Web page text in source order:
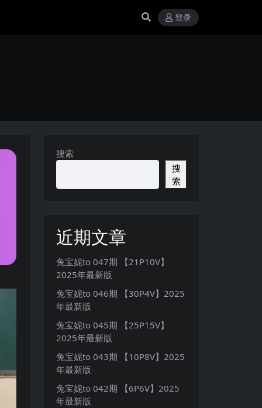
登录
搜索
搜
索
近期文章
兔宝妮to 047期 【21P10V】
2025年最新版
兔宝妮to 046期 【30P4V】2025
年最新版
兔宝妮to 045期 【25P15V】
2025年最新版
兔宝妮to 043期 【10P8V】2025
年最新版
兔宝妮to 042期 【6P6V】2025
年最新版